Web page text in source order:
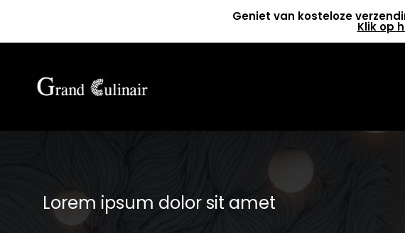
Geniet van kosteloze
Klik op
Lorem ipsum dolor sit amet